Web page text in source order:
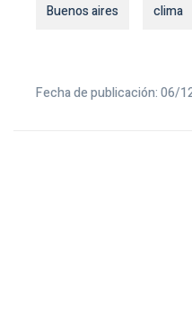
Buenos aires clima
Fecha de publicación: 06/